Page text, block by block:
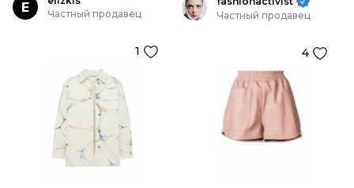
E
Частный продавец
1
Частный продавец
4